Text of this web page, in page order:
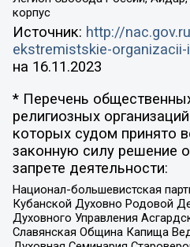
корпус
Источник: http://
ekstremistskie-organizacii-
на 16.11.2023
* Перечень
религиозных
которых судом принято
законную силу решение
запрете деятельности:
Национал-большевистская
Кубанской Духовно Родовой
Духовного Управления
Славянская Община Капища